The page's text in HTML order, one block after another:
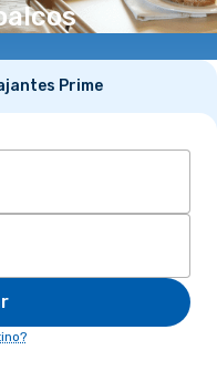
Prime